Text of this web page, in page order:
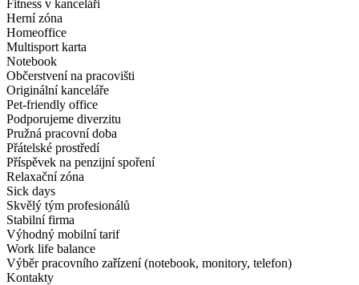
Fitness v kanceláři
Herní zóna
Homeoffice
Multisport karta
Notebook
Občerstvení na pracovišti
Originální kanceláře
Pet-friendly office
Podporujeme diverzitu
Pružná pracovní doba
Přátelské prostředí
Příspěvek na penzijní spoření
Relaxační zóna
Sick days
Skvělý tým profesionálů
Stabilní firma
Výhodný mobilní tarif
Work life balance
Výběr pracovního zařízení (notebook, monitory, telefon)
Kontakty